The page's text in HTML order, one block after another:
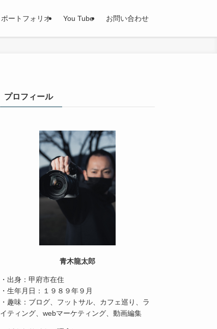
ポートフォリオ You Tube お問い合わせ
プロフィール
青木龍太郎
・出身：甲府市在住
・生年月日：１９８９年９月
・趣味：ブログ、フットサル、カフェ巡り、ラ
イティング、webマーケティング、動画編集